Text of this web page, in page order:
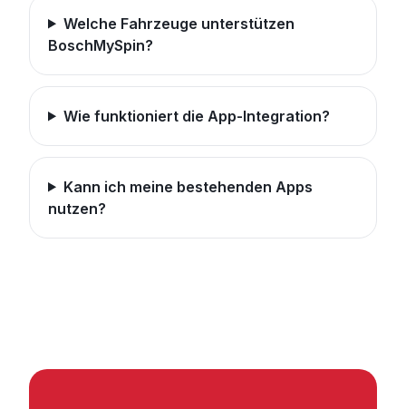
Welche Fahrzeuge unterstützen
BoschMySpin?
Wie funktioniert die App-Integration?
Kann ich meine bestehenden Apps
nutzen?